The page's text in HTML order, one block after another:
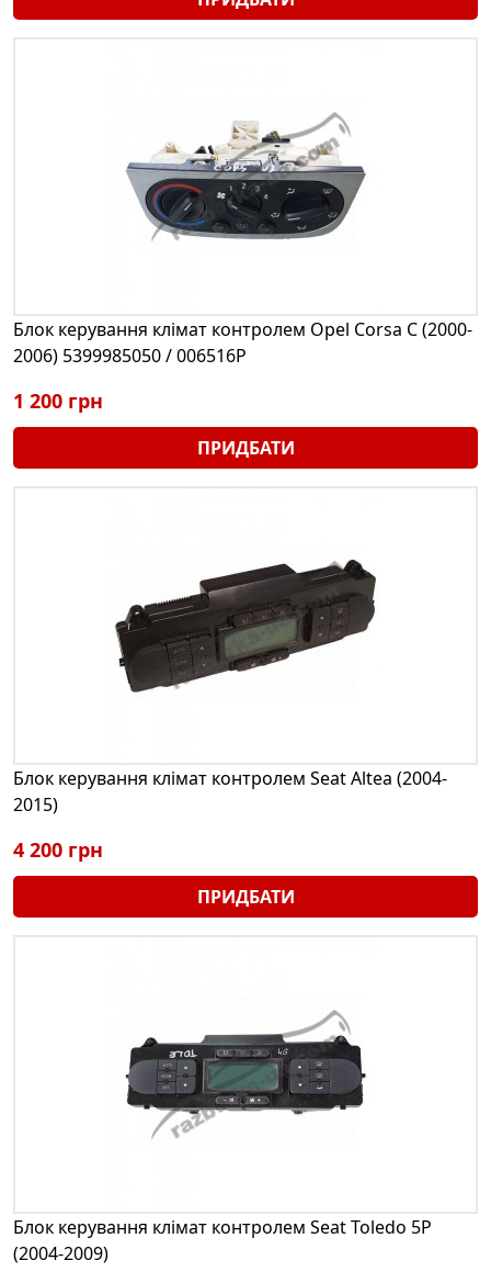
Блок керування клімат контролем Opel Corsa С (2000-
2006) 5399985050 / 006516P
1 200 грн
ПРИДБАТИ
Блок керування клімат контролем Seat Altea (2004-
2015)
4 200 грн
ПРИДБАТИ
Блок керування клімат контролем Seat Toledo 5P
(2004-2009)